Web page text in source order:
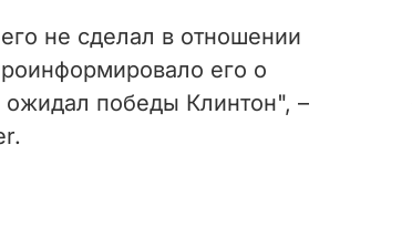
i
d
не сделал в отношении
его о
ожидал победы Клинтон", –